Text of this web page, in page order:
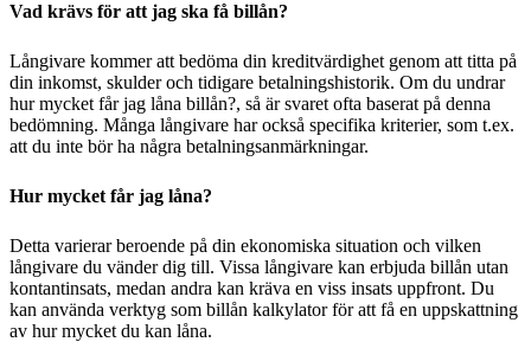
Vad krävs för att jag ska få billån?
Långivare kommer att bedöma din kreditvärdighet genom att titta på
din inkomst, skulder och tidigare betalningshistorik. Om du undrar
hur mycket får jag låna billån?, så är svaret ofta baserat på denna
bedömning. Många långivare har också specifika kriterier, som t.ex.
att du inte bör ha några betalningsanmärkningar.
Hur mycket får jag låna?
Detta varierar beroende på din ekonomiska situation och vilken
långivare du vänder dig till. Vissa långivare kan erbjuda billån utan
kontantinsats, medan andra kan kräva en viss insats uppfront. Du
kan använda verktyg som billån kalkylator för att få en uppskattning
av hur mycket du kan låna.